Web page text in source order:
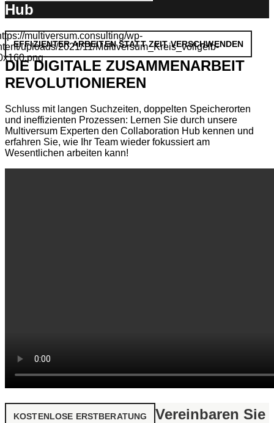
Hub
EFFIZIENTER ARBEITEN STATT ZEIT VERSCHWENDEN
DIE DIGITALE ZUSAMMENARBEIT
REVOLUTIONIEREN
Schluss mit langen Suchzeiten, doppelten Speicherorten
und ineffizienten Prozessen: Lernen Sie durch unsere
Multiversum Experten den Collaboration Hub kennen und
erfahren Sie, wie Ihr Team wieder fokussiert am
Wesentlichen arbeiten kann!
KOSTENLOSE ERSTBERATUNG
Vereinbaren Sie